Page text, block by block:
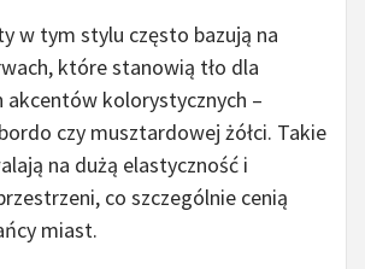
w tym stylu często bazują na
które stanowią tło dla
akcentów kolorystycznych –
czy musztardowej żółci. Takie
na dużą elastyczność i
co szczególnie cenią
miast.